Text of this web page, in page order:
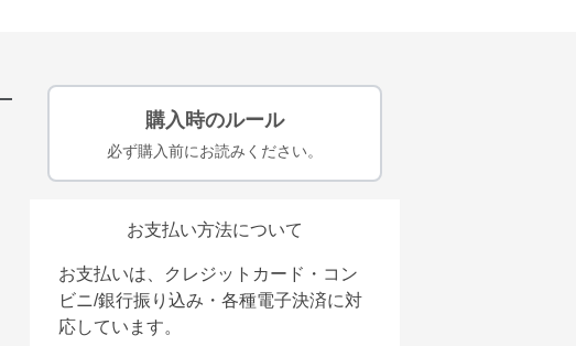
購入時のルール
必ず購入前にお読みください。
お支払い方法について
お支払いは、クレジットカード・コン
ビニ/銀行振り込み・各種電子決済に対
応しています。